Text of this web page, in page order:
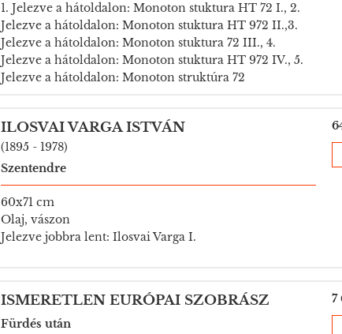
1. Jelezve a hátoldalon: Monoton stuktura HT 72 I., 2.
Jelezve a hátoldalon: Monoton stuktura HT 972 II.,3.
Jelezve a hátoldalon: Monoton stuktura 72 III., 4.
Jelezve a hátoldalon: Monoton stuktura HT 972 IV., 5.
Jelezve a hátoldalon: Monoton struktúra 72
ILOSVAI VARGA ISTVÁN
(1895 - 1978)
Szentendre
60x71 cm
Olaj, vászon
Jelezve jobbra lent: Ilosvai Varga I.
ISMERETLEN EURÓPAI SZOBRÁSZ
Fürdés után
7